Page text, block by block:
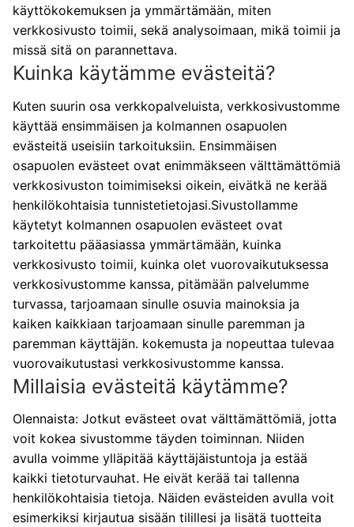
käyttökokemuksen ja ymmärtämään, miten
verkkosivusto toimii, sekä analysoimaan, mikä toimii ja
missä sitä on parannettava.
Kuinka käytämme evästeitä?
Kuten suurin osa verkkopalveluista, verkkosivustomme
käyttää ensimmäisen ja kolmannen osapuolen
evästeitä useisiin tarkoituksiin. Ensimmäisen
osapuolen evästeet ovat enimmäkseen välttämättömiä
verkkosivuston toimimiseksi oikein, eivätkä ne kerää
henkilökohtaisia tunnistetietojasi.Sivustollamme
käytetyt kolmannen osapuolen evästeet ovat
tarkoitettu pääasiassa ymmärtämään, kuinka
verkkosivusto toimii, kuinka olet vuorovaikutuksessa
verkkosivustomme kanssa, pitämään palvelumme
turvassa, tarjoamaan sinulle osuvia mainoksia ja
kaiken kaikkiaan tarjoamaan sinulle paremman ja
paremman käyttäjän. kokemusta ja nopeuttaa tulevaa
vuorovaikutustasi verkkosivustomme kanssa.
Millaisia evästeitä käytämme?
Olennaista: Jotkut evästeet ovat välttämättömiä, jotta
voit kokea sivustomme täyden toiminnan. Niiden
avulla voimme ylläpitää käyttäjäistuntoja ja estää
kaikki tietoturvauhat. He eivät kerää tai tallenna
henkilökohtaisia ​​tietoja. Näiden evästeiden avulla voit
esimerkiksi kirjautua sisään tilillesi ja lisätä tuotteita